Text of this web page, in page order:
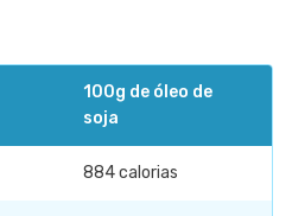
100g de óleo de
soja
884 calorias